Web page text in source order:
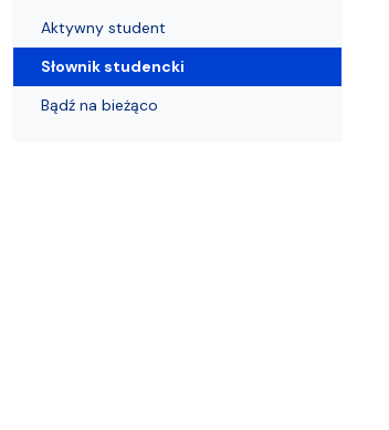
Aktywny student
Słownik studencki
Bądź na bieżąco